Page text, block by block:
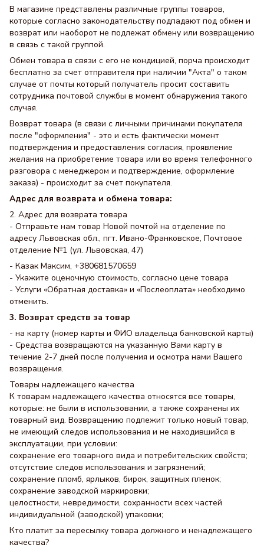
В магазине представлены различные группы товаров,
которые согласно законодательству подпадают под обмен и
возврат или наоборот не подлежат обмену или возвращению
в связь с такой группой.
Обмен товара в связи с его не кондицией, порча происходит
бесплатно за счет отправителя при наличии "Акта" о таком
случае от почты который получатель просит составить
сотрудника почтовой службы в момент обнаружения такого
случая.
Возврат товара (в связи с личными причинами покупателя
после "оформления" - это и есть фактически момент
подтверждения и предоставления согласия, проявление
желания на приобретение товара или во время телефонного
разговора с менеджером и подтверждение, оформление
заказа) - происходит за счет покупателя.
Адрес для возврата и обмена товара:
2. Адрес для возврата товара
- Отправьте нам товар Новой почтой на отделение по
адресу Львовская обл., пгт. Ивано-Франковское, Почтовое
отделение №1 (ул. Львовская, 47)
- Казак Максим, +380681570659
- Укажите оценочную стоимость, согласно цене товара
- Услуги «Обратная доставка» и «Послеоплата» необходимо
отменить.
3. Возврат средств за товар
- на карту (номер карты и ФИО владельца банковской карты)
- Средства возвращаются на указанную Вами карту в
течение 2-7 дней после получения и осмотра нами Вашего
возвращения.
Товары надлежащего качества
К товарам надлежащего качества относятся все товары,
которые: не были в использовании, а также сохранены их
товарный вид. Возвращению подлежит только новый товар,
не имеющий следов использования и не находившийся в
эксплуатации, при условии:
сохранение его товарного вида и потребительских свойств;
отсутствие следов использования и загрязнений;
сохранение пломб, ярлыков, бирок, защитных пленок;
сохранение заводской маркировки;
целостности, невредимости, сохранности всех частей
индивидуальной (заводской) упаковки;
Кто платит за пересылку товара должного и ненадлежащего
качества?